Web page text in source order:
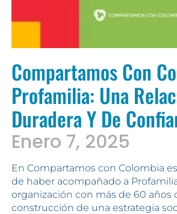
Compartamos Con
Profamilia: Una
Duradera Y De
Enero 7, 2025
En Compartamos con Colombia
de haber acompañado a
organización con más de 60 años
construcción de una estrategia